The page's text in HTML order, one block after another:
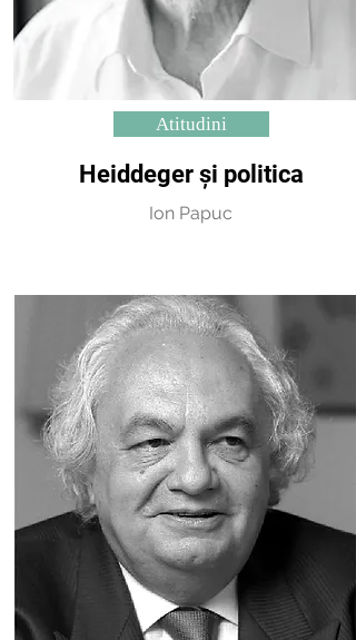
Atitudini
Heiddeger și politica
Ion Papuc